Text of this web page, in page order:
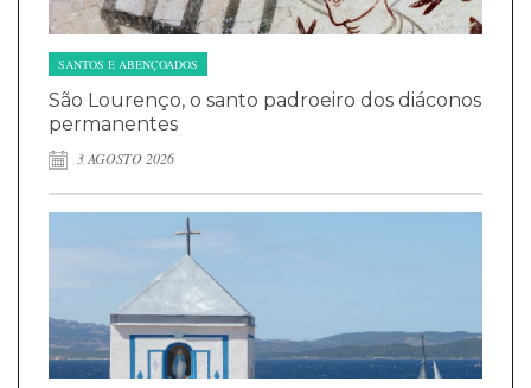
SANTOS E ABENÇOADOS
São Lourenço, o santo padroeiro dos diáconos
permanentes
3 AGOSTO 2026